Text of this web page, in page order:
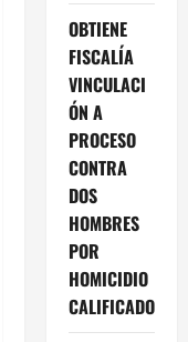
OBTIENE
FISCALÍA
VINCULACI
ÓN A
PROCESO
CONTRA
DOS
HOMBRES
POR
HOMICIDIO
CALIFICADO